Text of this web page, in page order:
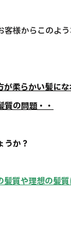
客様からこのよ
が柔らかい髪に
質の問題・・
うか？
髪質や理想の髪